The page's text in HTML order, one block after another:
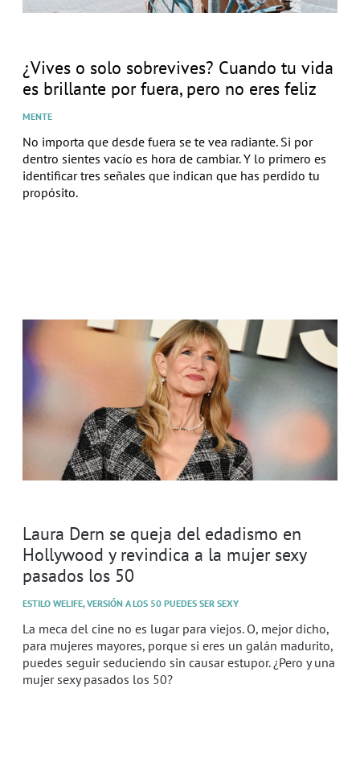
¿Vives o solo sobrevives? Cuando tu vida
es brillante por fuera, pero no eres feliz
MENTE
No importa que desde fuera se te vea radiante. Si por
dentro sientes vacío es hora de cambiar. Y lo primero es
identificar tres señales que indican que has perdido tu
propósito.
Laura Dern se queja del edadismo en
Hollywood y revindica a la mujer sexy
pasados los 50
ESTILO WELIFE, VERSIÓN A LOS 50 PUEDES SER SEXY
La meca del cine no es lugar para viejos. O, mejor dicho,
para mujeres mayores, porque si eres un galán madurito,
puedes seguir seduciendo sin causar estupor. ¿Pero y una
mujer sexy pasados los 50?